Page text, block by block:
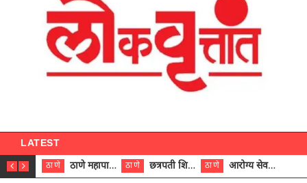
LATEST
ठाणे ठाणे महापालिकेच्या नऊ प्रभाग समित्यांवर अध्यक्ष विराजमान ठाणे छत्रपती शिवाजी महाराज रुग्णालयात दुर्मिळ ट्युमरची यशस्वी शस्त्रक्रिया ठाणे आरोग्य सेवक (पुरुष) पदावरून ११ कर्मचाऱ्यांना आरोग्य सहाय्यक (पुरुष) पदावर पदोन्नती; मुख्य कार्यकारी अधिकारी रणजित यादव यांच्या हस्ते आदेश वितरण